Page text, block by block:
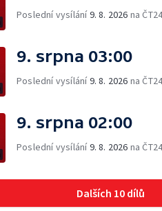
Poslední vysílání9. 8. 2026 na
9. srpna 03:00
Poslední vysílání9. 8. 2026 na
9. srpna 02:00
Poslední vysílání9. 8. 2026 na
Dalších 10 dílů